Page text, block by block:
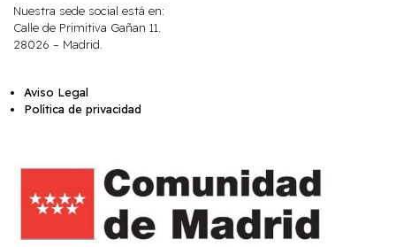
Nuestra sede social está en:
Calle de Primitiva Gañan 11.
28026 – Madrid.
Aviso Legal
Política de privacidad